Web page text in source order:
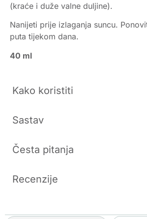
(kraće i duže valne duljine).
Nanijeti prije izlaganja suncu.
puta tijekom dana.
40 ml
Kako koristiti
Sastav
Česta pitanja
Recenzije